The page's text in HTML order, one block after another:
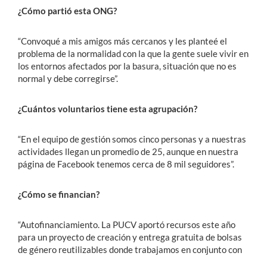
¿Cómo partió esta ONG?
“Convoqué a mis amigos más cercanos y les planteé el
problema de la normalidad con la que la gente suele vivir en
los entornos afectados por la basura, situación que no es
normal y debe corregirse”.
¿Cuántos voluntarios tiene esta agrupación?
“En el equipo de gestión somos cinco personas y a nuestras
actividades llegan un promedio de 25, aunque en nuestra
página de Facebook tenemos cerca de 8 mil seguidores”.
¿Cómo se financian?
“Autofinanciamiento. La PUCV aportó recursos este año
para un proyecto de creación y entrega gratuita de bolsas
de género reutilizables donde trabajamos en conjunto con